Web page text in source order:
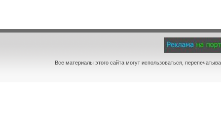
Все материалы этого сайта могут использоваться,